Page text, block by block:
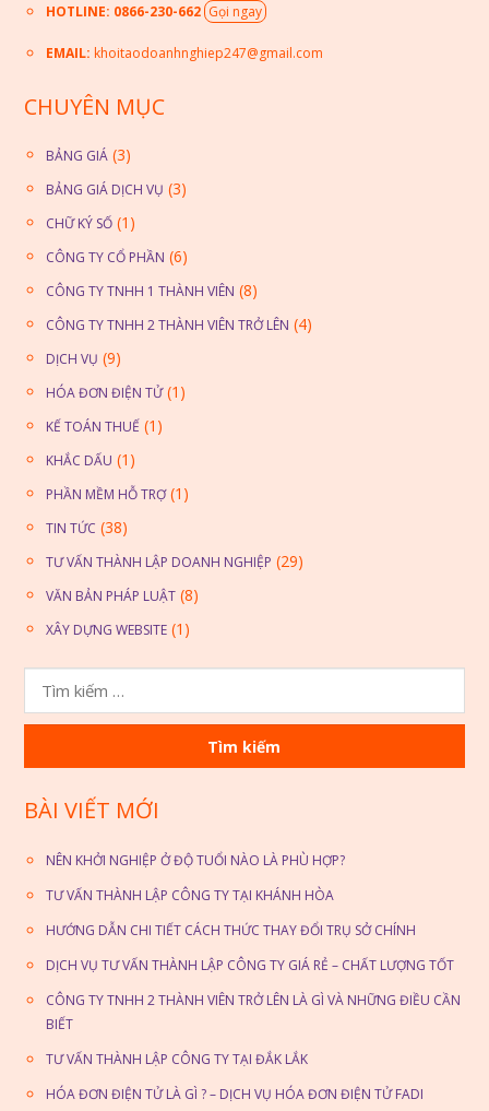
HOTLINE: 0866-230-662 Gọi ngay
EMAIL: khoitaodoanhnghiep247@gmail.com
CHUYÊN MỤC
BẢNG GIÁ(3)
BẢNG GIÁ DỊCH VỤ (3)
CHỮ KÝ SỐ(1)
CÔNG TY CỔ PHẦN (6)
CÔNG TY TNHH 1 THÀNH VIÊN (8)
CÔNG TY TNHH 2 THÀNH VIÊN TRỞ LÊN (4)
DỊCH VỤ (9)
HÓA ĐƠN ĐIỆN TỬ(1)
KẾ TOÁN THUẾ(1)
KHẮC DẤU (1)
PHẦN MỀM HỖ TRỢ(1)
TIN TỨC (38)
TƯ VẤN THÀNH LẬP DOANH NGHIỆP (29)
VĂN BẢN PHÁP LUẬT(8)
XÂY DỰNG WEBSITE(1)
ì
k
i
m
c
BÀI VIẾT MỚI
NÊN KHỞI NGHIỆP Ở ĐỘ TUỔI NÀO LÀ PHÙ HỢP?
TƯ VẤN THÀNH LẬP CÔNG TY TẠI KHÁNH HÒA
HƯỚNG DẪN CHI TIẾT CÁCH THỨC THAY ĐỔI TRỤ SỞ CHÍNH
DỊCH VỤ TƯ VẤN THÀNH LẬP CÔNG TY GIÁ RẺ – CHẤT LƯỢNG TỐT
CÔNG TY TNHH 2 THÀNH VIÊN TRỞ LÊN LÀ GÌ VÀ NHỮNG ĐIỀU CẦN
BIẾT
TƯ VẤN THÀNH LẬP CÔNG TY TẠI ĐẮK LẮK
HÓA ĐƠN ĐIỆN TỬ LÀ GÌ ? – DỊCH VỤ HÓA ĐƠN ĐIỆN TỬ FADI